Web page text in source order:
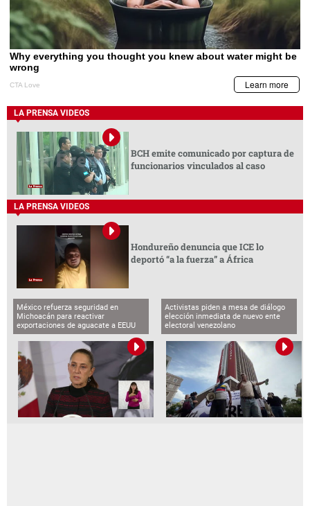
LA PRENSA VIDEOS
BCH emite comunicado por captura de
funcionarios vinculados al caso
LA PRENSA VIDEOS
Hondureño denuncia que ICE lo
deportó “a la fuerza” a África
México refuerza seguridad en
Michoacán para reactivar
exportaciones de aguacate a EEUU
Activistas piden a mesa de diálogo
elección inmediata de nuevo ente
electoral venezolano